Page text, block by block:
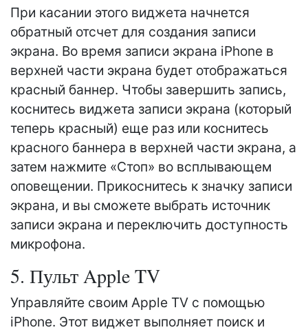
При касании этого виджета начнется
обратный отсчет для создания записи
экрана. Во время записи экрана iPhone в
верхней части экрана будет отображаться
красный баннер. Чтобы завершить запись,
коснитесь виджета записи экрана (который
теперь красный) еще раз или коснитесь
красного баннера в верхней части экрана, а
затем нажмите «Стоп» во всплывающем
оповещении. Прикоснитесь к значку записи
экрана, и вы сможете выбрать источник
записи экрана и переключить доступность
микрофона.
5. Пульт Apple TV
Управляйте своим Apple TV с помощью
iPhone. Этот виджет выполняет поиск и